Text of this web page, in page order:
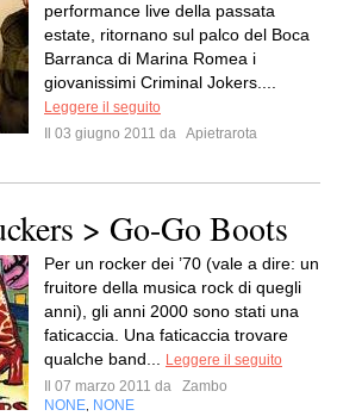
performance live della passata
estate, ritornano sul palco del Boca
Barranca di Marina Romea i
giovanissimi Criminal Jokers....
Leggere il seguito
Il 03 giugno 2011 da Apietrarota
> Go-Go Boots
Per un rocker dei ’70 (vale a dire: un
fruitore della musica rock di quegli
anni), gli anni 2000 sono stati una
faticaccia. Una faticaccia trovare
qualche band...
Leggere il seguito
Il 07 marzo 2011 da
Zambo
NONE NONE